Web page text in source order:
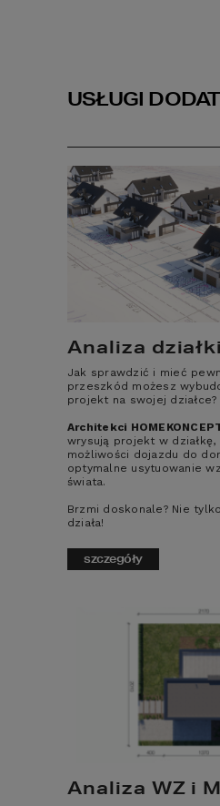
USŁUGI
Analiza działki
Jak sprawdzić i mieć
przeszkód możesz
projekt na swojej działce?
Architekci
wrysują projekt w działkę,
możliwości dojazdu do
optymalne usytuowanie
świata.
Brzmi doskonale? Nie
działa!
szczegóły
Analiza WZ i
Projekt domu z
Z
Dla miłośników
kolekcję projektów
Zapraszamy do
projektów domów
których dzięki antresoli
wygospodarowana
powierzchnia
bardzo atrakcyjną
zamieściliśmy projekty
z najnowszymi trendami
wyróżniające się
oraz wysokimi walorami
rodzaju dachu pozwoli
marzeń idealnie
indywidualnym